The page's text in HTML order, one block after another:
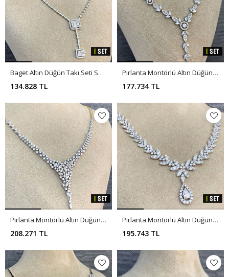
Baget Altın Düğün Takı Seti SET0006
134.828 TL
Pırlanta Montörlü Altın Düğün Takı Seti SET0014
177.734 TL
Pırlanta Montörlü Altın Düğün Takı Seti SET0013
208.271 TL
Pırlanta Montörlü Altın Düğün Takı Seti SET0011
195.743 TL